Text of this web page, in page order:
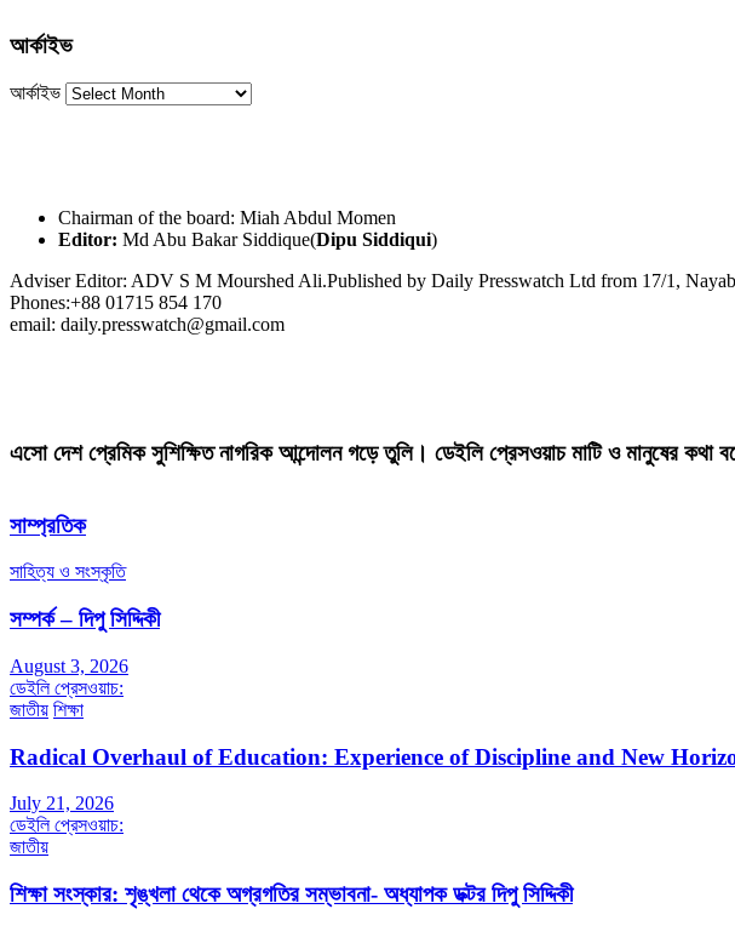
আর্কাইভ
আর্কাইভ
Chairman of the board: Miah Abdul Momen
Editor: Md Abu Bakar Siddique(Dipu Siddiqui)
Adviser Editor: ADV S M Mourshed Ali.Published by Daily Presswatch Ltd from 17/1,
Phones:+88 01715 854 170
email: daily.presswatch@gmail.com
এসো দেশ প্রেমিক সুশিক্ষিত নাগরিক আন্দোলন গড়ে তুলি। ডেইলি প্রেসওয়াচ মাটি ও মানুষের কথা
সাম্প্রতিক
সাহিত্য ও সংস্কৃতি
সম্পর্ক – দিপু সিদ্দিকী
August 3, 2026
ডেইলি প্রেসওয়াচ:
জাতীয় শিক্ষা
Radical Overhaul of Education: Experience of Discipline and New
July 21, 2026
ডেইলি প্রেসওয়াচ:
জাতীয়
শিক্ষা সংস্কার: শৃঙ্খলা থেকে অগ্রগতির সম্ভাবনা- অধ্যাপক ডক্টর দিপু সিদ্দিকী